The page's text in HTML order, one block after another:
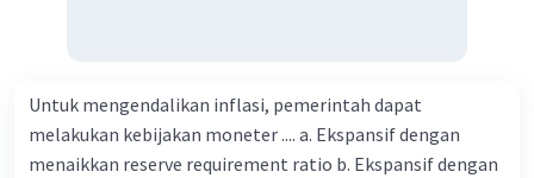
Untuk mengendalikan inflasi, pemerintah dapat
melakukan kebijakan moneter .... a. Ekspansif dengan
menaikkan reserve requirement ratio b. Ekspansif dengan